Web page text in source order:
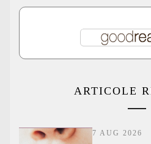
ARTICOLE
7 AUG 2026